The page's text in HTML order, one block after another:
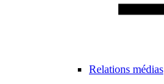
Relations médias